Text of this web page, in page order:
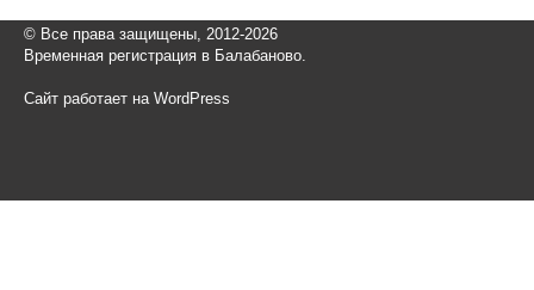
© Все права защищены, 2012-2026
Временная регистрация в Балабаново.
Сайт работает на WordPress